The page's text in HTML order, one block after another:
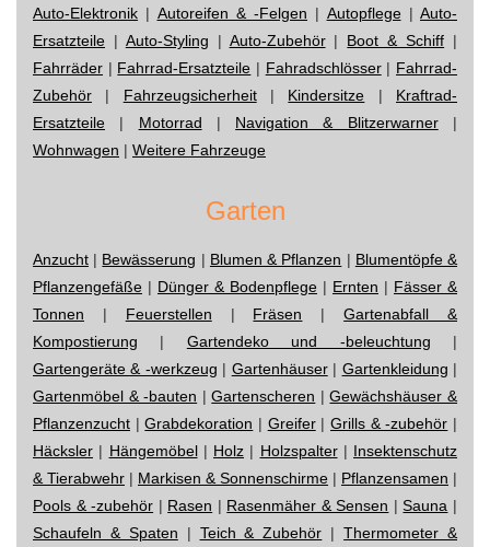
Auto-Elektronik | Autoreifen & -Felgen | Autopflege| Auto-
Ersatzteile | Auto-Styling | Auto-Zubehör| Boot & Schiff |
Fahrräder | Fahrrad-Ersatzteile | Fahradschlösser| Fahrrad-
Zubehör | Fahrzeugsicherheit| Kindersitze | Kraftrad-
Ersatzteile | Motorrad | Navigation & Blitzerwarner|
Wohnwagen | Weitere Fahrzeuge
Garten
Anzucht | Bewässerung | Blumen & Pflanzen | Blumentöpfe &
Pflanzengefäße | Dünger & Bodenpflege | Ernten | Fässer &
Tonnen | Feuerstellen | Fräsen |Gartenabfall &
Kompostierung | Gartendeko und -beleuchtung |
Gartengeräte & -werkzeug | Gartenhäuser| Gartenkleidung |
Gartenmöbel & -bauten |Gartenscheren |Gewächshäuser &
Pflanzenzucht |Grabdekoration | Greifer|Grills & -zubehör |
Häcksler | Hängemöbel| Holz | Holzspalter| Insektenschutz
& Tierabwehr | Markisen & Sonnenschirme | Pflanzensamen |
Pools & -zubehör | Rasen | Rasenmäher & Sensen |Sauna |
Schaufeln & Spaten | Teich & Zubehör |Thermometer &